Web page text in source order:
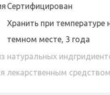
Сертифицирован
Хранить при температуре
темном месте, 3 года
натуральных
лекарственным